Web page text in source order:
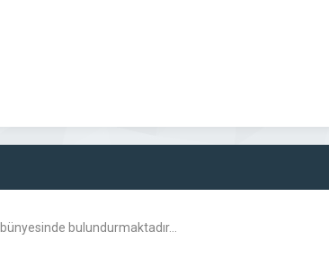
bulundurmaktadır…